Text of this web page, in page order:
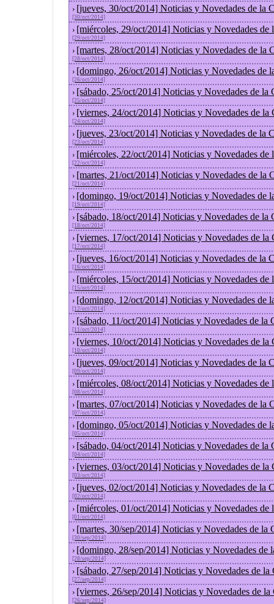
› [jueves, 30/oct/2014] Noticias y Novedades de la
[30/oct/2014]
› [miércoles, 29/oct/2014] Noticias y Novedades de
[29/oct/2014]
› [martes, 28/oct/2014] Noticias y Novedades de la
[28/oct/2014]
› [domingo, 26/oct/2014] Noticias y Novedades de
[26/oct/2014]
› [sábado, 25/oct/2014] Noticias y Novedades de la
[25/oct/2014]
› [viernes, 24/oct/2014] Noticias y Novedades de la
[24/oct/2014]
› [jueves, 23/oct/2014] Noticias y Novedades de la
[23/oct/2014]
› [miércoles, 22/oct/2014] Noticias y Novedades de
[22/oct/2014]
› [martes, 21/oct/2014] Noticias y Novedades de la
[21/oct/2014]
› [domingo, 19/oct/2014] Noticias y Novedades de
[19/oct/2014]
› [sábado, 18/oct/2014] Noticias y Novedades de la
[18/oct/2014]
› [viernes, 17/oct/2014] Noticias y Novedades de la
[17/oct/2014]
› [jueves, 16/oct/2014] Noticias y Novedades de la
[16/oct/2014]
› [miércoles, 15/oct/2014] Noticias y Novedades de
[15/oct/2014]
› [domingo, 12/oct/2014] Noticias y Novedades de
[12/oct/2014]
› [sábado, 11/oct/2014] Noticias y Novedades de la
[11/oct/2014]
› [viernes, 10/oct/2014] Noticias y Novedades de la
[10/oct/2014]
› [jueves, 09/oct/2014] Noticias y Novedades de la
[09/oct/2014]
› [miércoles, 08/oct/2014] Noticias y Novedades de
[08/oct/2014]
› [martes, 07/oct/2014] Noticias y Novedades de la
[07/oct/2014]
› [domingo, 05/oct/2014] Noticias y Novedades de
[05/oct/2014]
› [sábado, 04/oct/2014] Noticias y Novedades de la
[04/oct/2014]
› [viernes, 03/oct/2014] Noticias y Novedades de la
[03/oct/2014]
› [jueves, 02/oct/2014] Noticias y Novedades de la
[02/oct/2014]
› [miércoles, 01/oct/2014] Noticias y Novedades de
[01/oct/2014]
› [martes, 30/sep/2014] Noticias y Novedades de la
[30/sep/2014]
› [domingo, 28/sep/2014] Noticias y Novedades de
[28/sep/2014]
› [sábado, 27/sep/2014] Noticias y Novedades de la
[27/sep/2014]
› [viernes, 26/sep/2014] Noticias y Novedades de la
[26/sep/2014]